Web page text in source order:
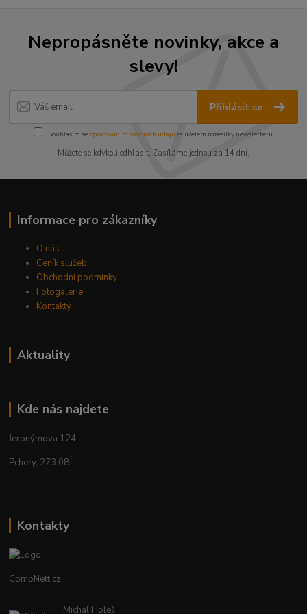
Nepropásněte novinky, akce a
slevy!
Přihlásit se
Souhlasím se zpracováním osobních údajůza účelem rozesílky newsletteru.
Můžete se kdykoli odhlásit. Zasíláme jednou za 14 dní.
Informace pro zákazníky
O nás
Ceník služeb
Obchodní podmínky
Fotogalerie
Kontakty
Aktuality
Kde nás najdete
Jeronýmova 124
Pchery, 273 08
Kontakty
CompNett.cz
Michal Holeš